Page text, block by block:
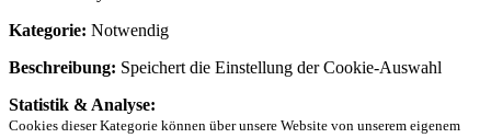
Kategorie: Notwendig
Beschreibung: Speichert die Einstellung der Cookie-Auswahl
Statistik & Analyse:
Cookies dieser Kategorie können über unsere Website von unserem eigenem